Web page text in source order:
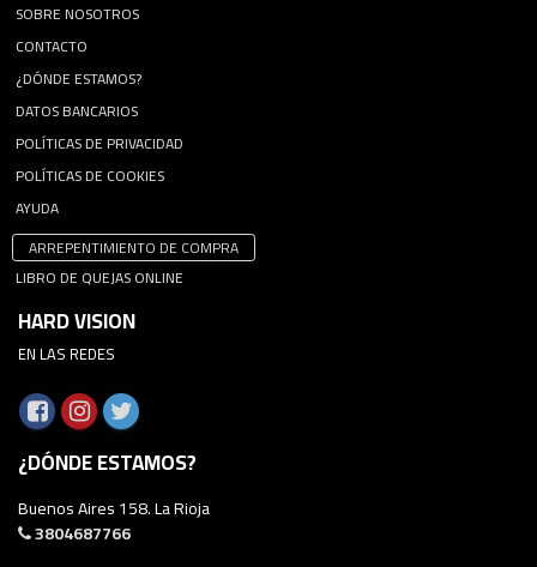
SOBRE NOSOTROS
CONTACTO
¿DÓNDE ESTAMOS?
DATOS BANCARIOS
POLÍTICAS DE PRIVACIDAD
POLÍTICAS DE COOKIES
AYUDA
ARREPENTIMIENTO DE COMPRA
LIBRO DE QUEJAS ONLINE
HARD VISION
EN LAS REDES
¿DÓNDE ESTAMOS?
Buenos Aires 158. La Rioja
3804687766